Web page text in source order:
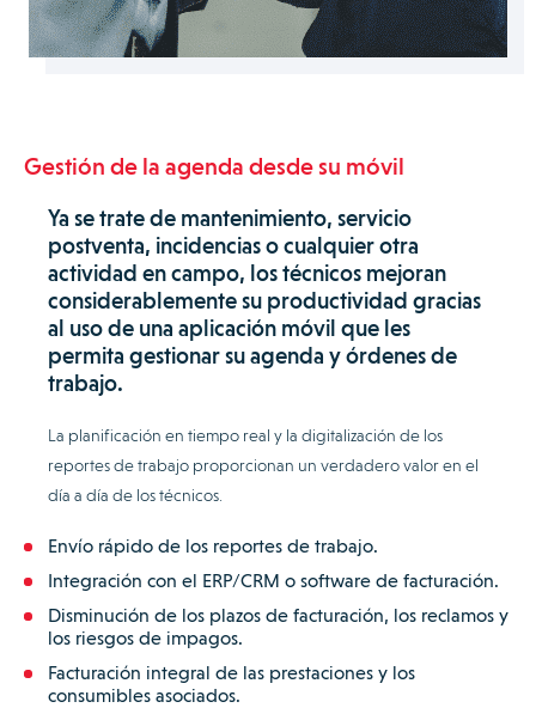
Gestión de la agenda desde su móvil
Ya se trate de mantenimiento, servicio
postventa, incidencias o cualquier otra
actividad en campo, los técnicos mejoran
considerablemente su productividad gracias
al uso de una aplicación móvil que les
permita gestionar su agenda y órdenes de
trabajo.
La planificación en tiempo real y la digitalización de los
reportes de trabajo proporcionan un verdadero valor en el
día a día de los técnicos.
Envío rápido de los reportes de trabajo.
Integración con el ERP/CRM o software de facturación.
Disminución de los plazos de facturación, los reclamos y
los riesgos de impagos.
Facturación integral de las prestaciones y los
consumibles asociados.